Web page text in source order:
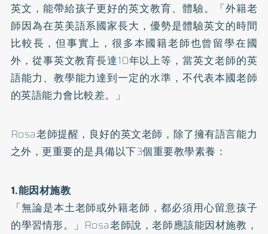
英文，能帶給孩子更好的英文教育、體驗。「外籍老
師因為在英美語系國家長大，優勢是體驗英文的時間
比較長，但事實上，很多本國籍老師也曾留學在國
外，從事英文教育長達10年以上等，當英文老師的英
語能力、教學能力達到一定的水準，不代表本國老師
的英語能力會比較差。」
Rosa老師提醒，良好的英文老師，除了擁有語言能力
之外，更重要的是具備以下3個重要教學素養：
1.能因材施教
「無論是本土老師或外籍老師，都必須用心留意孩子
的學習情形。」Rosa老師說，老師應該能因材施教，